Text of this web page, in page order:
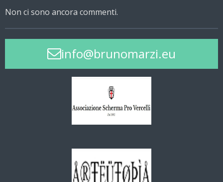
Non ci sono ancora commenti.
info@brunomarzi.eu